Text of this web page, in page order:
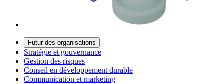
Futur des organisations
Stratégie et gouvernance
Gestion des risques
Conseil en développement durable
Communication et marketing